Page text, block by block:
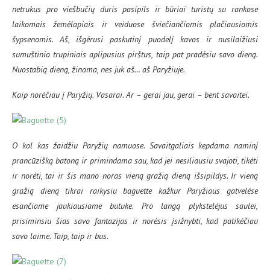
netrukus pro viešbučių duris pasipils ir būriai turistų su rankose
laikomais žemėlapiais ir veiduose šviečiančiomis plačiausiomis
šypsenomis. Aš, išgėrusi paskutinį puodelį kavos ir nusilaižiusi
sumuštinio trupiniais aplipusius pirštus, taip pat pradėsiu savo dieną.
Nuostabią dieną, žinoma, nes juk aš… aš Paryžiuje.
Kaip norėčiau į Paryžių. Vasarai. Ar – gerai jau, gerai – bent savaitei.
O kol kas žaidžiu Paryžių namuose. Savaitgaliais kepdama naminį
prancūzišką batoną ir primindama sau, kad jei nesiliausiu svajoti, tikėti
ir norėti, tai ir šis mano noras vieną gražią dieną išsipildys. Ir vieną
gražią dieną tikrai raikysiu baguette kažkur Paryžiaus gatvelėse
esančiame jaukiausiame butuke. Pro langą plykstelėjus saulei,
prisiminsiu šias savo fantazijas ir norėsis įsižnybti, kad patikėčiau
savo laime. Taip, taip ir bus.